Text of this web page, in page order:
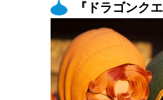
『ドラゴンク